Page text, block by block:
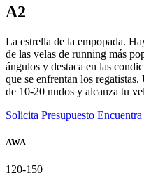
A2
La estrella de la empopada.
de las velas de running más
ángulos y destaca en las
que se enfrentan los
de 10-20 nudos y alcanza tu
Solicita Presupuesto
AWA
120-150